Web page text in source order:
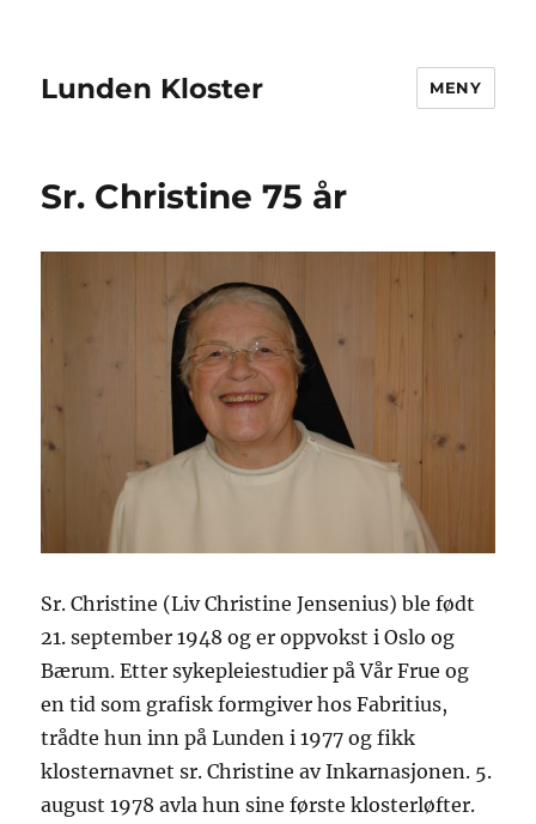
Lunden Kloster MENY
Sr. Christine 75 år
Sr. Christine (Liv Christine Jensenius) ble født
21. september 1948 og er oppvokst i Oslo og
Bærum. Etter sykepleiestudier på Vår Frue og
en tid som grafisk formgiver hos Fabritius,
trådte hun inn på Lunden i 1977 og fikk
klosternavnet sr. Christine av Inkarnasjonen. 5.
august 1978 avla hun sine første klosterløfter.